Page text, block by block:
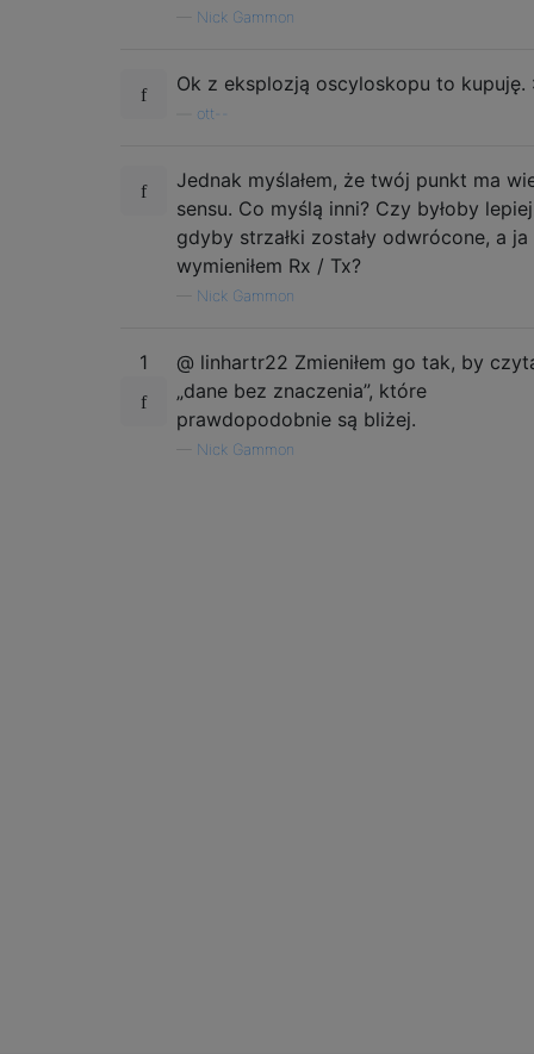
Nick Gammon
Ok z eksplozją oscyloskopu to kupuję.
ott--
Jednak myślałem, że twój punkt ma
sensu. Co myślą inni? Czy byłoby
gdyby strzałki zostały odwrócone, a ja
wymieniłem Rx / Tx?
Nick Gammon
1
@ linhartr22 Zmieniłem go tak, by
„dane bez znaczenia”, które
prawdopodobnie są bliżej.
Nick Gammon